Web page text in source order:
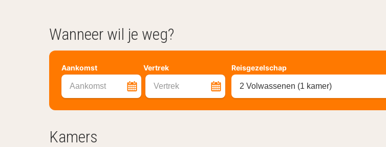
Wanneer wil je weg?
Aankomst Vertrek
Aankomst Vertrek
Reisgezelschap
2 Volwassenen (1 kamer)
Kamers